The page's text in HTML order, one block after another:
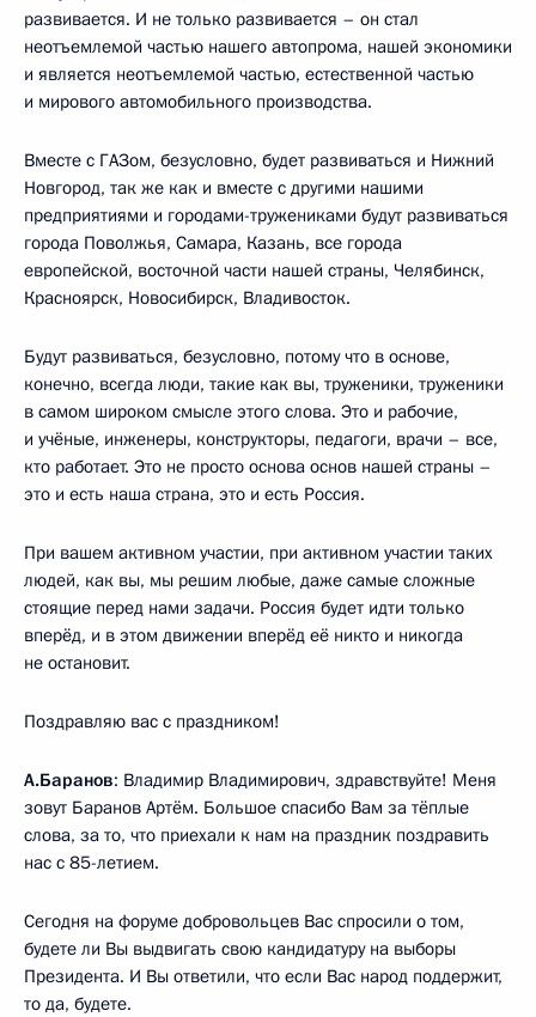
развивается. И не только развивается – он стал
неотъемлемой частью нашего автопрома, нашей экономики
и является неотъемлемой частью, естественной частью
и мирового автомобильного производства.
Вместе с ГАЗом, безусловно, будет развиваться и Нижний
Новгород, так же как и вместе с другими нашими
предприятиями и городами-тружениками будут развиваться
города Поволжья, Самара, Казань, все города
европейской, восточной части нашей страны, Челябинск,
Красноярск, Новосибирск, Владивосток.
Будут развиваться, безусловно, потому что в основе,
конечно, всегда люди, такие как вы, труженики, труженики
в самом широком смысле этого слова. Это и рабочие,
и учёные, инженеры, конструкторы, педагоги, врачи – все,
кто работает. Это не просто основа основ нашей страны –
это и есть наша страна, это и есть Россия.
При вашем активном участии, при активном участии таких
людей, как вы, мы решим любые, даже самые сложные
стоящие перед нами задачи. Россия будет идти только
вперёд, и в этом движении вперёд её никто и никогда
не остановит.
Поздравляю вас с праздником!
А.Баранов: Владимир Владимирович, здравствуйте! Меня
зовут Баранов Артём. Большое спасибо Вам за тёплые
слова, за то, что приехали к нам на праздник поздравить
нас с 85-летием.
Сегодня на форуме добровольцев Вас спросили о том,
будете ли Вы выдвигать свою кандидатуру на выборы
Президента. И Вы ответили, что если Вас народ поддержит,
то да, будете.